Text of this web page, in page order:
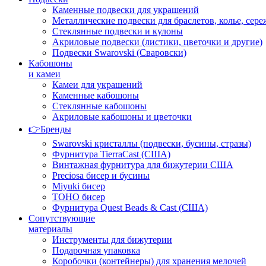
Каменные подвески для украшений
Металлические подвески для браслетов, колье,
Стеклянные подвески и кулоны
Акриловые подвески (листики, цветочки и другие)
Подвески Swarovski (Сваровски)
Кабошоны
и камеи
Камеи для украшений
Каменные кабошоны
Стеклянные кабошоны
Акриловые кабошоны и цветочки
👉Бренды
Swarovski кристаллы (подвески, бусины, стразы)
Фурнитура TierraCast (США)
Винтажная фурнитура для бижутерии США
Preciosa бисер и бусины
Miyuki бисер
TOHO бисер
Фурнитура Quest Beads & Cast (США)
Сопутствующие
материалы
Инструменты для бижутерии
Подарочная упаковка
Коробочки (контейнеры) для хранения мелочей